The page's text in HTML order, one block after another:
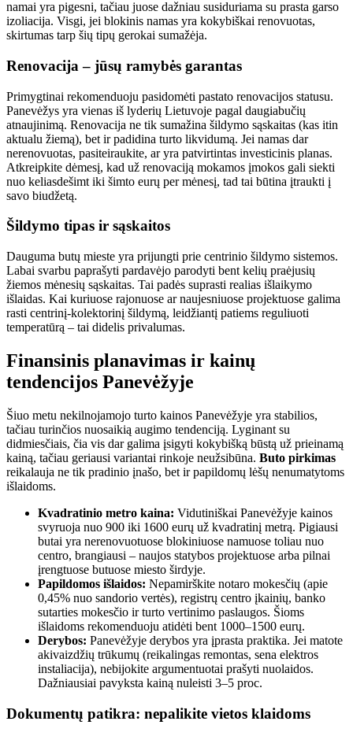
namai yra pigesni, tačiau juose dažniau susiduriama su prasta garso
izoliacija. Visgi, jei blokinis namas yra kokybiškai renovuotas,
skirtumas tarp šių tipų gerokai sumažėja.
Renovacija – jūsų ramybės garantas
Primygtinai rekomenduoju pasidomėti pastato renovacijos statusu.
Panevėžys yra vienas iš lyderių Lietuvoje pagal daugiabučių
atnaujinimą. Renovacija ne tik sumažina šildymo sąskaitas (kas itin
aktualu žiemą), bet ir padidina turto likvidumą. Jei namas dar
nerenovuotas, pasiteiraukite, ar yra patvirtintas investicinis planas.
Atkreipkite dėmesį, kad už renovaciją mokamos įmokos gali siekti
nuo keliasdešimt iki šimto eurų per mėnesį, tad tai būtina įtraukti į
savo biudžetą.
Šildymo tipas ir sąskaitos
Dauguma butų mieste yra prijungti prie centrinio šildymo sistemos.
Labai svarbu paprašyti pardavėjo parodyti bent kelių praėjusių
žiemos mėnesių sąskaitas. Tai padės suprasti realias išlaikymo
išlaidas. Kai kuriuose rajonuose ar naujesniuose projektuose galima
rasti centrinį-kolektorinį šildymą, leidžiantį patiems reguliuoti
temperatūrą – tai didelis privalumas.
Finansinis planavimas ir kainų
tendencijos Panevėžyje
Šiuo metu nekilnojamojo turto kainos Panevėžyje yra stabilios,
tačiau turinčios nuosaikią augimo tendenciją. Lyginant su
didmiesčiais, čia vis dar galima įsigyti kokybišką būstą už prieinamą
kainą, tačiau geriausi variantai rinkoje neužsibūna. Buto pirkimas
reikalauja ne tik pradinio įnašo, bet ir papildomų lėšų nenumatytoms
išlaidoms.
Kvadratinio metro kaina: Vidutiniškai Panevėžyje kainos
svyruoja nuo 900 iki 1600 eurų už kvadratinį metrą. Pigiausi
butai yra nerenovuotuose blokiniuose namuose toliau nuo
centro, brangiausi – naujos statybos projektuose arba pilnai
įrengtuose butuose miesto širdyje.
Papildomos išlaidos: Nepamirškite notaro mokesčių (apie
0,45% nuo sandorio vertės), registrų centro įkainių, banko
sutarties mokesčio ir turto vertinimo paslaugos. Šioms
išlaidoms rekomenduoju atidėti bent 1000–1500 eurų.
Derybos: Panevėžyje derybos yra įprasta praktika. Jei matote
akivaizdžių trūkumų (reikalingas remontas, sena elektros
instaliacija), nebijokite argumentuotai prašyti nuolaidos.
Dažniausiai pavyksta kainą nuleisti 3–5 proc.
Dokumentų patikra: nepalikite vietos klaidoms